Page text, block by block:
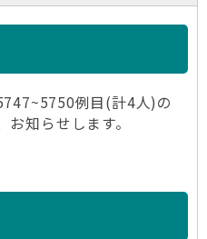
例目(計4人)の
知らせします。